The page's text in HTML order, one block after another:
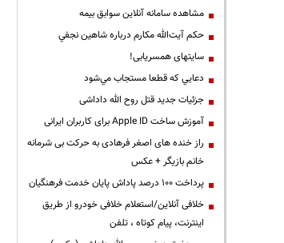
مشاهده سامانه آنلاين سوابق بیمه
حكم آيت‌الله مكارم درباره شاهين نجفي
سایتهای همسریابی!
دعايي كه قطعا مستجاب مي‌شود
جزئیات جدید قتل روح الله داداشی
آموزش ساخت Apple ID برای کاربران ایرانی
راز خنده های اصغر فرهادی به حرکت بی شرمانه
خانم بازیگر + عکس
پرداخت ۱۰۰ درصد پاداش پایان خدمت فرهنگیان
خلافی آنلاین/استعلام خلافی خودرو از طریق
اینترنت، پیام کوتاه ، تلفن